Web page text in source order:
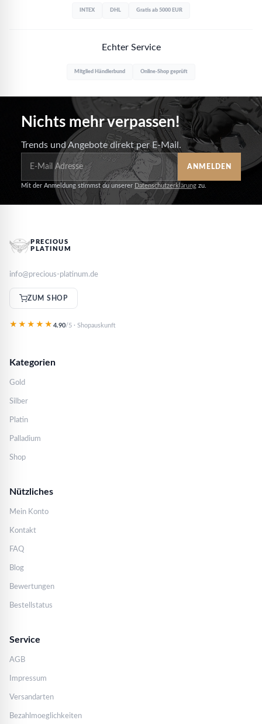
INTEX DHL Gratis ab 5000 EUR
Echter Service
Mitglied Händlerbund Online-Shop geprüft
Nichts mehr verpassen!
Trends und Angebote direkt per E-Mail.
ANMELDEN
Mit der Anmeldung stimmst du unserer Datenschutzerklärung zu.
PRECIOUS
PLATINUM
info@precious-platinum.de
ZUM SHOP
★★★★★ 4.90/5 · Shopauskunft
Kategorien
Gold
Silber
Platin
Palladium
Shop
Nützliches
Mein Konto
Kontakt
FAQ
Blog
Bewertungen
Bestellstatus
Service
AGB
Impressum
Versandarten
Bezahlmoeglichkeiten